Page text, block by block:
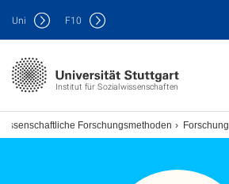
Institut für Sozialwissenschaften
Uni F10
Forschungsmethoden Forschung